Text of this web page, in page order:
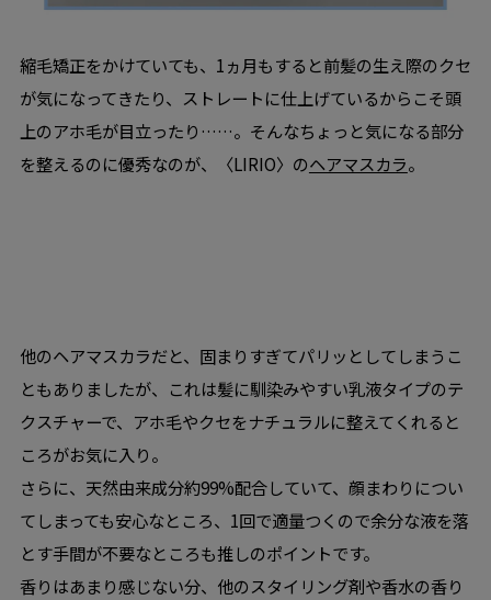
縮毛矯正をかけていても、1ヵ月もすると前髪の生え際のクセ
が気になってきたり、ストレートに仕上げているからこそ頭
上のアホ毛が目立ったり……。そんなちょっと気になる部分
を整えるのに優秀なのが、〈LIRIO〉のヘアマスカラ。
他のヘアマスカラだと、固まりすぎてパリッとしてしまうこ
ともありましたが、これは髪に馴染みやすい乳液タイプのテ
クスチャーで、アホ毛やクセをナチュラルに整えてくれると
ころがお気に入り。
さらに、天然由来成分約99%配合していて、顔まわりについ
てしまっても安心なところ、1回で適量つくので余分な液を落
とす手間が不要なところも推しのポイントです。
香りはあまり感じない分、他のスタイリング剤や香水の香り